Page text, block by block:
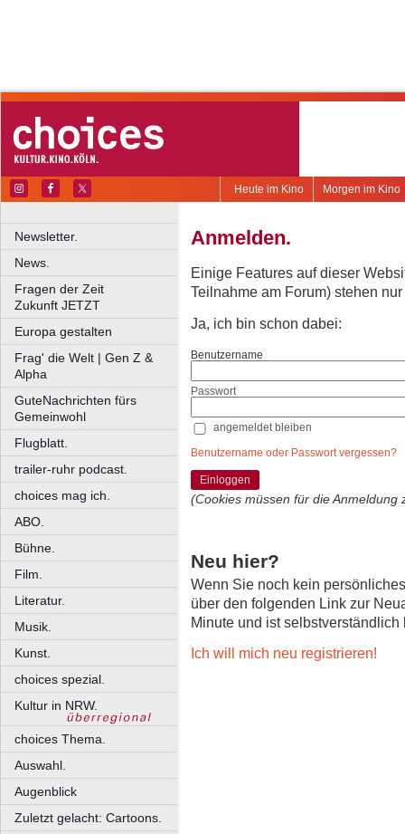
Morgen im Kino
Heute im Kino
Newsletter.
News.
Fragen der Zeit
Zukunft JETZT
Europa gestalten
Frag' die Welt | Gen Z &
Alpha
GuteNachrichten fürs
Gemeinwohl
Flugblatt.
trailer-ruhr podcast.
choices mag ich.
ABO.
Bühne.
Film.
Literatur.
Musik.
Kunst.
choices spezial.
Kultur in NRW.
choices Thema.
Auswahl.
Augenblick
Zuletzt gelacht: Cartoons.
Anmelden.
Einige Features auf dieser
Teilnahme am Forum) stehen
Ja, ich bin schon dabei:
Benutzername
Passwort
angemeldet bleiben
Benutzername oder Passwort vergessen?
Einloggen
(Cookies müssen für die Anmeldung
Neu hier?
Wenn Sie noch kein
über den folgenden Link zur
Minute und ist selbstverständlich
Ich will mich neu registrieren!